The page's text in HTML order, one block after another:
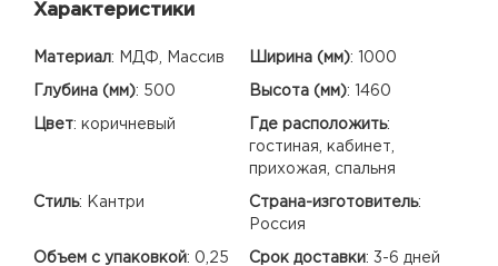
Характеристики
Материал: МДФ, Массив Ширина (мм): 1000
Глубина (мм): 500 Высота (мм): 1460
Цвет: коричневый Где расположить:
гостиная, кабинет,
прихожая, спальня
Стиль: Кантри Страна-изготовитель:
Россия
Объем с упаковкой: 0,25
Срок доставки: 3-6 дней